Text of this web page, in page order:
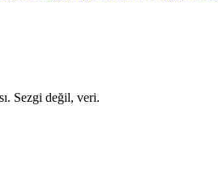
Sezgi değil, veri.